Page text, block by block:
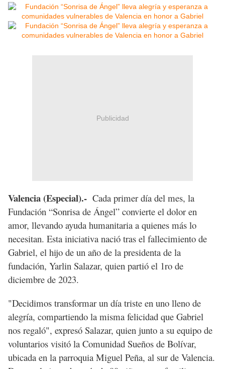
Publicidad
Valencia (Especial).- Cada primer día del mes, la
Fundación “Sonrisa de Ángel” convierte el dolor en
amor, llevando ayuda humanitaria a quienes más lo
necesitan. Esta iniciativa nació tras el fallecimiento de
Gabriel, el hijo de un año de la presidenta de la
fundación, Yarlin Salazar, quien partió el 1ro de
diciembre de 2023.
"Decidimos transformar un día triste en uno lleno de
alegría, compartiendo la misma felicidad que Gabriel
nos regaló", expresó Salazar, quien junto a su equipo de
voluntarios visitó la Comunidad Sueños de Bolívar,
ubicada en la parroquia Miguel Peña, al sur de Valencia.